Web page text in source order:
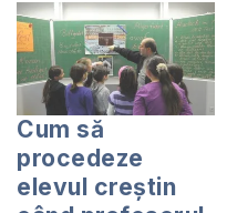
Mitropoliei
Chişinăului şi a
Întregii Moldove cu
privire la predarea
religiei în şcoli.
Având în vedere
decadenţa morală
care afectează
Cum să
procedeze
elevul creştin